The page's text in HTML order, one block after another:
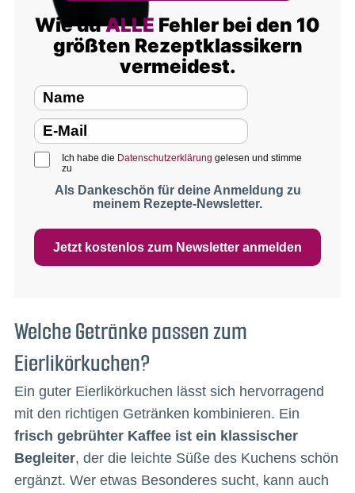
Wie duALLE Fehler bei den 10
größten Rezeptklassikern
vermeidest.
Ich habe die Datenschutzerklärung gelesen und stimme
zu
Als Dankeschön für deine Anmeldung zu
meinem Rezepte-Newsletter.
Jetzt kostenlos zum Newsletter anmelden
Welche Getränke passen zum
Eierlikörkuchen?
Ein guter Eierlikörkuchen lässt sich hervorragend
mit den richtigen Getränken kombinieren. Ein
frisch gebrühter Kaffee ist ein klassischer
Begleiter, der die leichte Süße des Kuchens schön
ergänzt. Wer etwas Besonderes sucht, kann auch